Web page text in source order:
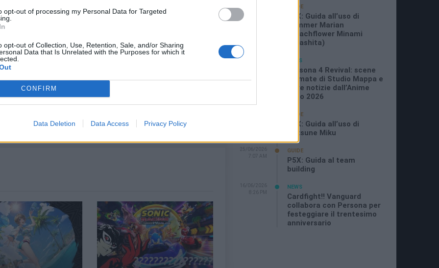
opt-out of processing my Personal Data for Targeted
opt-out of Collection, Use, Retention, Sale, and/or Sharing
Data that Is Unrelated with the Purposes for which it
CONFIRM
Data Deletion Data Access Privacy Policy
e
GUIDE
P5X: Guida all’uso di
Summer Marian
(Beachflower Minami
Miyashita)
05/07/2026
NEWS
Persona 4 Revival: scene
animate di Studio Mappa e
altre notizie dall’Anime
Expo 2026
GUIDE
P5X: Guida all’uso di
Hatsune Miku
25/06/2026
7:07 AM
GUIDE
P5X: Guida al team
building
16/06/2026
8:26 PM
NEWS
Cardfight!! Vanguard
collabora con Persona per
festeggiare il trentesimo
anniversario